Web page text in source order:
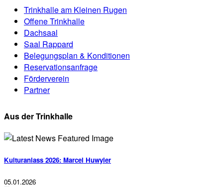
Trinkhalle am Kleinen Rugen
Offene Trinkhalle
Dachsaal
Saal Rappard
Belegungsplan & Konditionen
Reservationsanfrage
Förderverein
Partner
Aus der Trinkhalle
Kulturanlass 2026: Marcel Huwyler
05.01.2026